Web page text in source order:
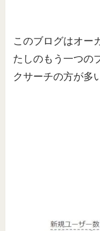
このブログはオー
たしのもう一つの
クサーチの方が多